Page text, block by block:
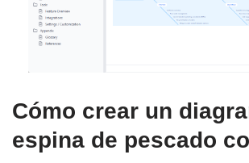
Cómo crear un
espina de pescado